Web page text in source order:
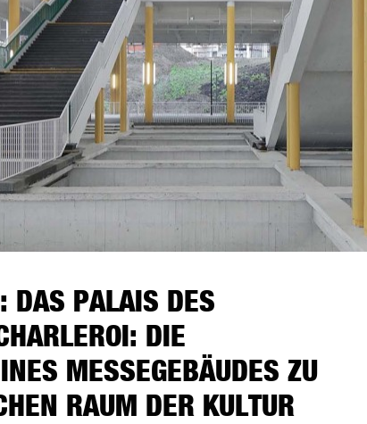
DAS PALAIS DES
DIE
MESSEGEBÄUDES ZU
RAUM DER KULTUR